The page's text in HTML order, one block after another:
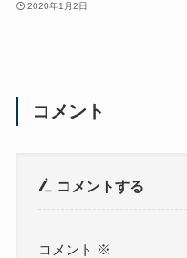
2020年1月2日
コメント
コメントする
コメント ※